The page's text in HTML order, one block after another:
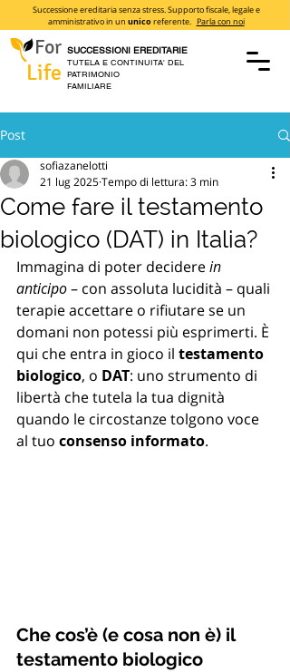
For
Life
SUCCESSIONI EREDITARIE
TUTELA E CONTINUITA' DEL
PATRIMONIO
FAMILIARE
Successione ereditaria senza stress. Supporto fiscale, legale e
amministrativo in un unicoreferente. Parla con noi
Post
Come fare il testamento
biologico (DAT) in Italia?
sofiazanelotti
21 lug 2025Tempo di lettura: 3 min
Immagina di poter decidere in
anticipo – con assoluta lucidità – quali
terapie accettare o rifiutare se un
domani non potessi più esprimerti. È
qui che entra in gioco il testamento
biologico, o DAT: uno strumento di
libertà che tutela la tua dignità
quando le circostanze tolgono voce
al tuo consenso informato.
Che cos’è (e cosa non è) il
testamento biologico